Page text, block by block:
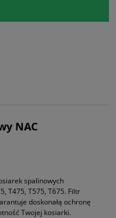
płatności
NAC
spalinowych
T475, T575, T675. Filtr
doskonałą ochronę
Twojej kosiarki.